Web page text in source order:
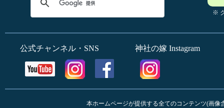
※
公式チャンネル・SNS 神社の嫁 Instagram
本ホームページが提供する全てのコンテンツ(画